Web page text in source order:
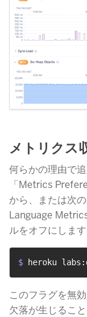
メトリクス
何らかの理由で
「Metrics
から、または次
Language
ルをオフにします
$ heroku
このフラグを無
欠落が生じるこ